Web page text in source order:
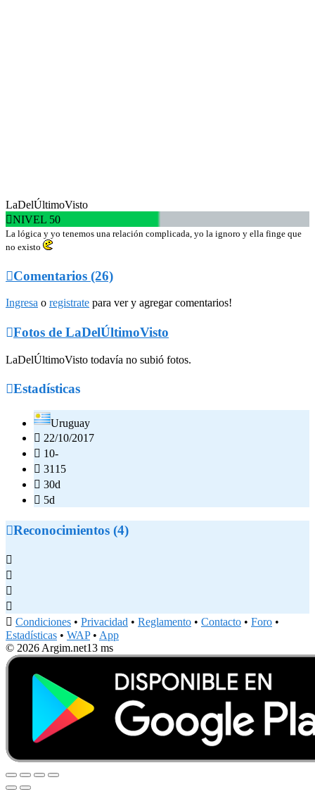
LaDelÚltimoVisto
NIVEL 50
La lógica y yo tenemos una relación complicada, yo la ignoro y ella finge que
no existo
Comentarios (26)
Ingresa o registrate para ver y agregar comentarios!
Fotos de LaDelÚltimoVisto
LaDelÚltimoVisto todavía no subió fotos.
Estadísticas
Uruguay
 22/10/2017
 10-
 3115
 30d
 5d
Reconocimientos (4)




 Condiciones • Privacidad • Reglamento • Contacto • Foro •
Estadísticas • WAP• App
© 2026 Argim.net13 ms